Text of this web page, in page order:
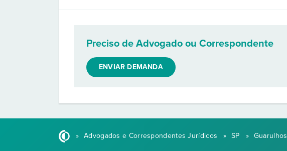
Preciso de Advogado ou Correspondente
ENVIAR DEMANDA
» Advogados e Correspondentes Jurídicos » SP » Guarulhos